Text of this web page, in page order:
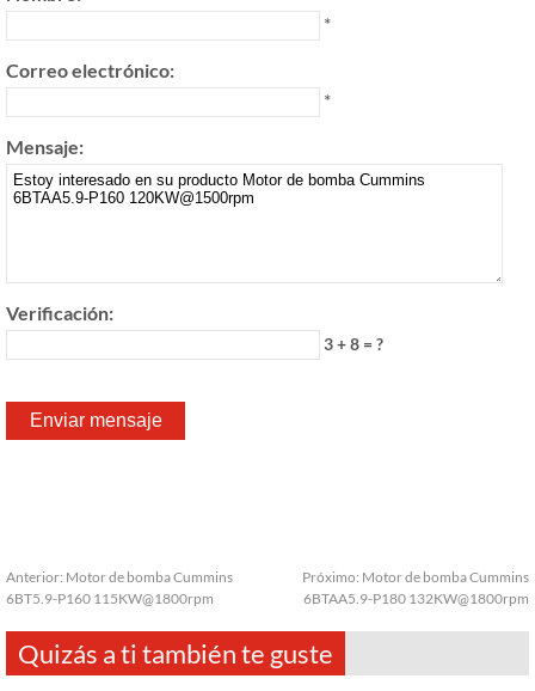
*
Correo electrónico:
*
Mensaje:
Verificación:
3 + 8 = ?
Anterior: Motor de bomba Cummins
6BT5.9-P160 115KW@1800rpm
Próximo: Motor de bomba Cummins
6BTAA5.9-P180 132KW@1800rpm
Quizás a ti también te guste